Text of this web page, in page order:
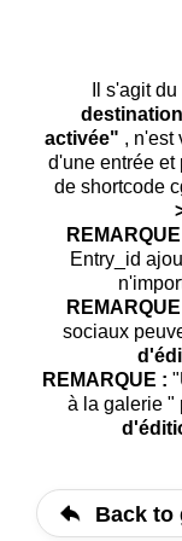
Il s'agit du
activée" , n'est
d'une entrée et
de shortcode
Entry_id
sociaux
REMARQUE :
à la galerie "
Back to